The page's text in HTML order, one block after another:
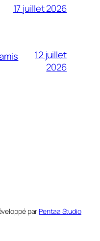
17 juillet 2026
12 juillet
2026
par Pentaa Studio